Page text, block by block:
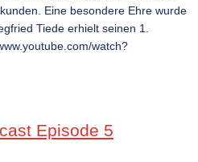
Eine besondere Ehre wurde
Tiede erhielt seinen 1.
watch?
Episode 5